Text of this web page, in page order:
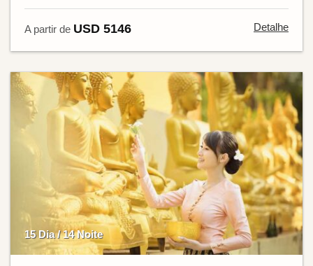
A partir de USD 5146 Detalhe
15 Dia / 14 Noite